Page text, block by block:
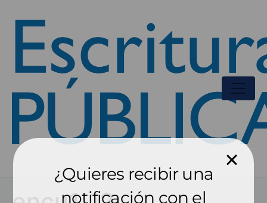
¿Quieres recibir una
notificación con el